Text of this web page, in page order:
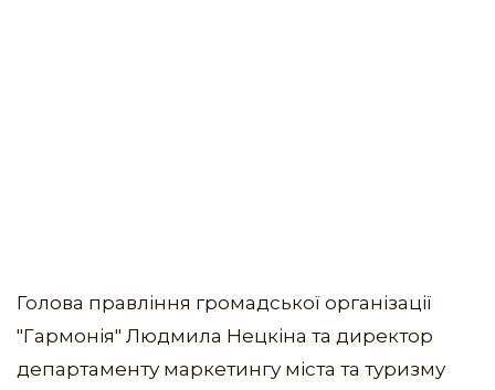
Голова правління громадської організації
"Гармонія" Людмила Нецкіна та директор
департаменту маркетингу міста та туризму